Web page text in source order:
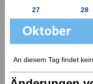
27
28
An diesem Tag findet